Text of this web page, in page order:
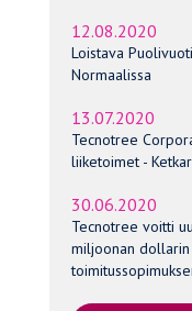
12.08.2020
Loistava
Normaalissa
13.07.2020
Tecnotree
liiketoimet - Ketkar
30.06.2020
Tecnotree voitti
miljoonan dollarin